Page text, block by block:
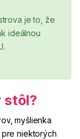
je to, že
ideálnou
stôl?
myšlienka
niektorých